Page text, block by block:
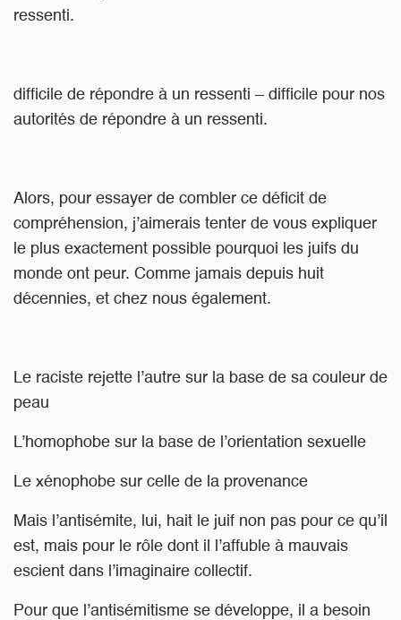
ressenti.
difficile de répondre à un ressenti – difficile pour nos
autorités de répondre à un ressenti.
Alors, pour essayer de combler ce déficit de
compréhension, j’aimerais tenter de vous expliquer
le plus exactement possible pourquoi les juifs du
monde ont peur. Comme jamais depuis huit
décennies, et chez nous également.
Le raciste rejette l’autre sur la base de sa couleur de
peau
L’homophobe sur la base de l’orientation sexuelle
Le xénophobe sur celle de la provenance
Mais l’antisémite, lui, hait le juif non pas pour ce qu’il
est, mais pour le rôle dont il l’affuble à mauvais
escient dans l’imaginaire collectif.
Pour que l’antisémitisme se développe, il a besoin